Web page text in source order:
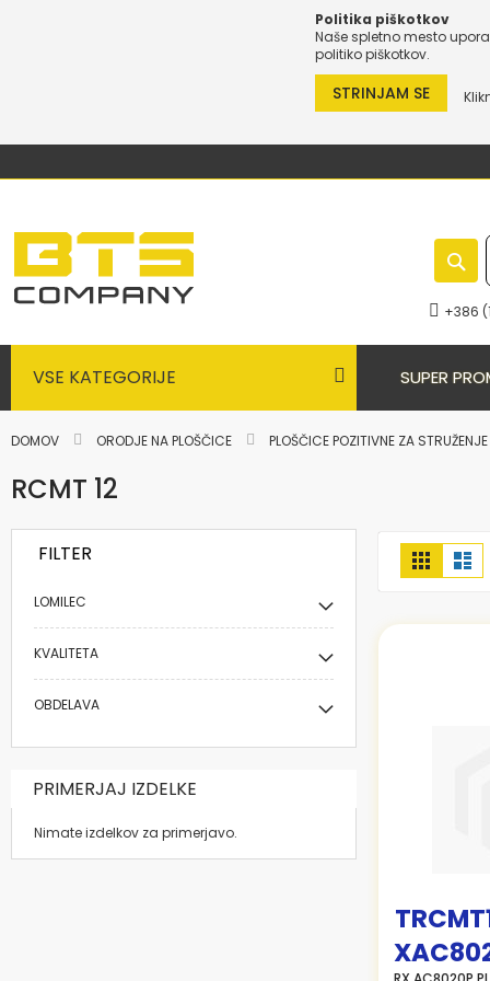
Politika piškotkov
Naše spletno mesto
politiko piškotkov.
STRINJAM SE
+386
VSE KATEGORIJE SUPER
DOMOV ORODJE NA PLOŠČICE PLOŠČICE POZITIVNE ZA STRUŽENJE
RCMT 12
Prikaži
kot
Mreža
FILTER
LOMILEC
KVALITETA
OBDELAVA
PRIMERJAJ IZDELKE
Nimate izdelkov za primerjavo.